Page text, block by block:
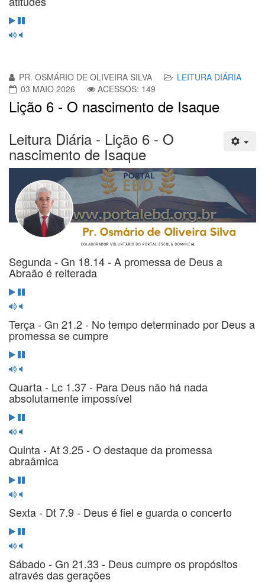
PR. OSMÁRIO DE OLIVEIRA SILVA
LEITURA DIÁRIA
03 MAIO 2026
ACESSOS: 149
Lição 6 - O nascimento de Isaque
Leitura Diária - Lição 6 - O
nascimento de Isaque
Segunda - Gn 18.14 - A promessa de Deus a
Abraão é reiterada
Terça - Gn 21.2 - No tempo determinado por Deus a
promessa se cumpre
Quarta - Lc 1.37 - Para Deus não há nada
absolutamente impossível
Quinta - At 3.25 - O destaque da promessa
abraâmica
Sexta - Dt 7.9 - Deus é fiel e guarda o concerto
Sábado - Gn 21.33 - Deus cumpre os propósitos
através das gerações